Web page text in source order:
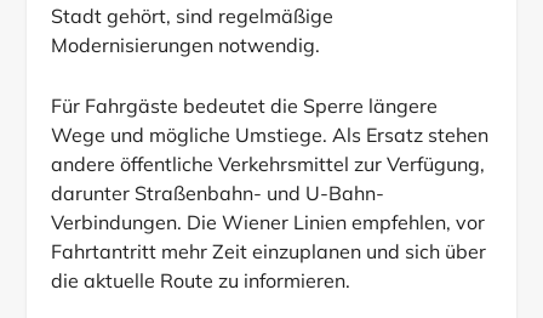
Stadt gehört, sind regelmäßige
Modernisierungen notwendig.
Für Fahrgäste bedeutet die Sperre längere
Wege und mögliche Umstiege. Als Ersatz stehen
andere öffentliche Verkehrsmittel zur Verfügung,
darunter Straßenbahn- und U-Bahn-
Verbindungen. Die Wiener Linien empfehlen, vor
Fahrtantritt mehr Zeit einzuplanen und sich über
die aktuelle Route zu informieren.